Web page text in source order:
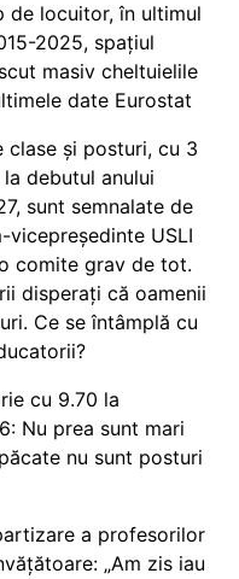
de locuitor, în ultimul
2025, spațiul
masiv cheltuielile
date Eurostat
clase și posturi, cu 3
debutul anului
sunt semnalate de
vicepreședinte USLI
comite grav de tot.
disperați că oamenii
Ce se întâmplă cu
cu 9.70 la
Nu prea sunt mari
nu sunt posturi
a profesorilor
„Am zis iau